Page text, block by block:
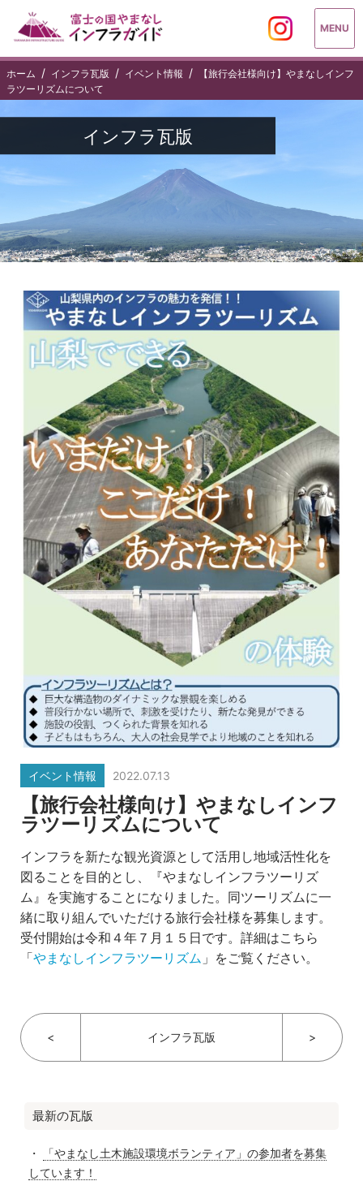
MENU
ホーム インフラ瓦版 イベント情報
【旅行会社様向け】やまなしインフ
ラツーリズムについて
インフラ瓦版
イベント情報 2022.07.13
【旅行会社様向け】やまなしインフ
ラツーリズムについて
インフラを新たな観光資源として活用し地域活性化を
図ることを目的とし、『やまなしインフラツーリズ
ム』を実施することになりました。同ツーリズムに一
緒に取り組んでいただける旅行会社様を募集します。
受付開始は令和４年７月１５日です。詳細はこちら
「やまなしインフラツーリズム 」をご覧ください。
< インフラ瓦版 >
最新の瓦版
「やまなし土木施設環境ボランティア」の参加者を募集
しています！